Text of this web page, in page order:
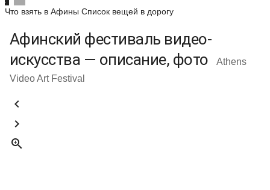
Что взять в Афины Список вещей в дорогу
Афинский фестиваль видео-
искусства — описание, фото
Athens
Video Art Festival


